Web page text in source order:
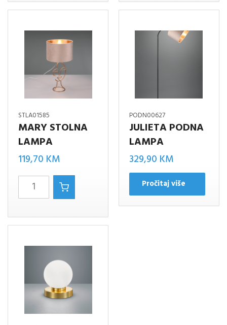
količina
količina
STLA01585
MARY STOLNA
LAMPA
119,70 KM
MARY
STOLNA
LAMPA
količina
PODN00627
JULIETA PODNA
LAMPA
329,90 KM
Pročitaj više